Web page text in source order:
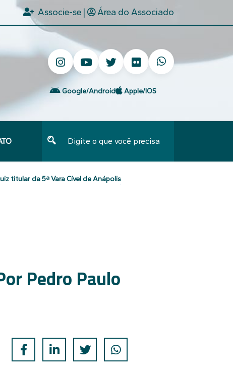
Associe-se | Área do Associado
Google/Android Apple/IOS
titular da 5ª Vara Cível de Anápolis
Pedro Paulo